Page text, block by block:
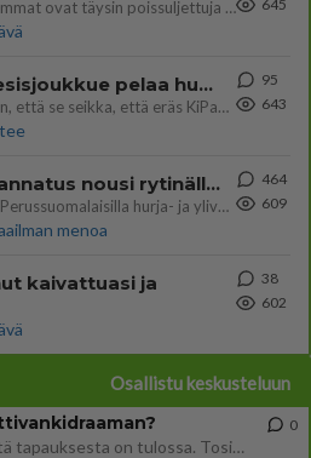
Ystävyys/salainen suhde/molemmat ovat täysin poissuljettuja asioita? Nainen
645
Kiteen Pallon superpesisjoukkue pelaa huumeiden vaikutuksen alaisena
Huumerikos. Yleisesti uskotaan, että se seikka, että eräs KiPan pelaaja kärähtää huumeista, on vain jäävuoren huippu. M
95
643
Perussuomalaisten kannatus nousi rytinällä Ylen tänään julkaisemassa tuoreimmassa gallup-kyselyssä.
https://yle.fi/a/74-20239449 Perussuomalaisilla hurja- ja ylivoimaisesti suurin nousu tässä uudessa Ylen gallupissa. Kyl
menoa
464
609
kaivattuasi ja
38
602
Osallistu keskusteluun
Uusi draamasarja järkyttävästä tapauksesta on tulossa. Tositapahtumiin perustuva sarja ammentaa vuoden 1986 Mikkelin pan
0